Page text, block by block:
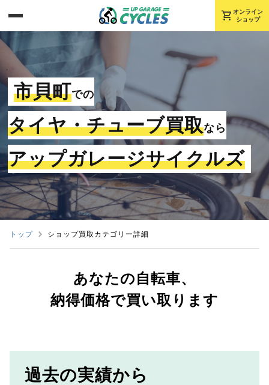
shopping_cart オンライン
ショップ
市貝町での
タイヤ・チューブ買取なら
アップガレージサイクルズ
トップ ショップ買取カテゴリー詳細
あなたの自転車、
納得価格で買い取ります
過去の実績から